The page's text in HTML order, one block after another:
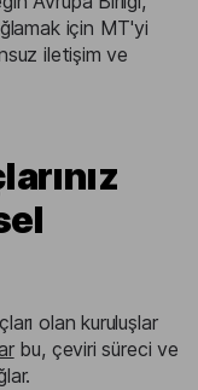
için MT'yi
iletişim ve
olan kuruluşlar
bu, çeviri süreci ve